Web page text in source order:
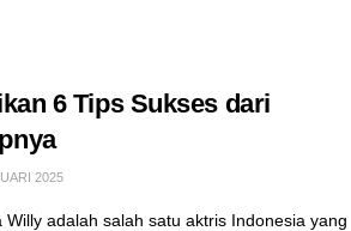
6 Tips Sukses dari
2025
Willy adalah salah satu aktris Indonesia yang